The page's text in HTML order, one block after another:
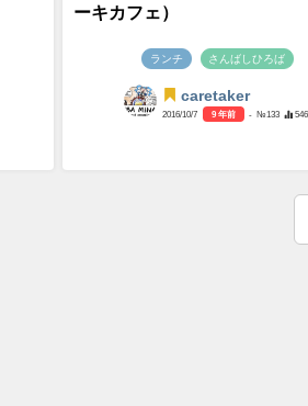
ーキカフェ）
ランチ さんばしひろば
caretaker
2016/10/7 9 年前 - №133